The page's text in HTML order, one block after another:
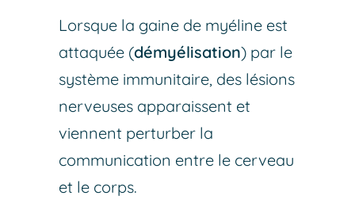
Lorsque la gaine de myéline est
attaquée (démyélisation) par le
système immunitaire, des lésions
nerveuses apparaissent et
viennent perturber la
communication entre le cerveau
et le corps.